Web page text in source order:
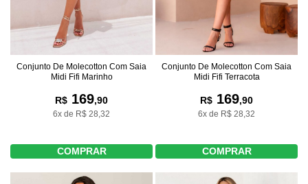
Conjunto De Molecotton Com Saia
Midi Fifi Marinho
R$ 169,90
6x de R$ 28,32
COMPRAR
Conjunto De Molecotton Com Saia
Midi Fifi Terracota
R$ 169,90
6x de R$ 28,32
COMPRAR